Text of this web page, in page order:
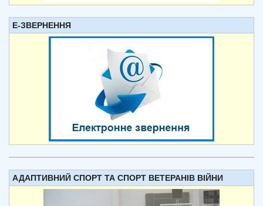
Е-ЗВЕРНЕННЯ
АДАПТИВНИЙ СПОРТ ТА СПОРТ ВЕТЕРАНІВ ВІЙНИ